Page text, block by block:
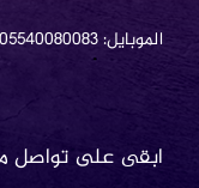
الموبايل: 00905540080083
ابقى على تواصل